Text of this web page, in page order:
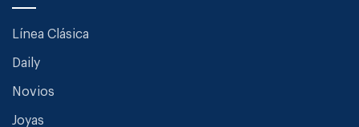
Línea Clásica
Daily
Novios
Joyas